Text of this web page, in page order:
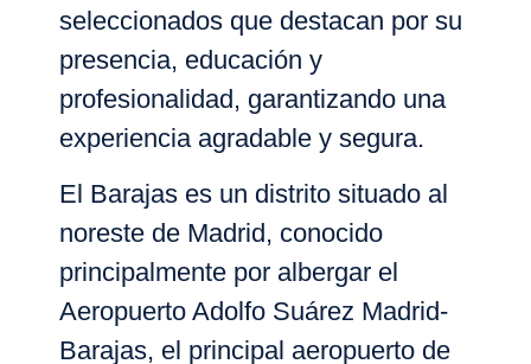
seleccionados que destacan por su
presencia, educación y
profesionalidad, garantizando una
experiencia agradable y segura.
El Barajas es un distrito situado al
noreste de Madrid , conocido
principalmente por albergar el
Aeropuerto Adolfo Suárez Madrid-
Barajas, el principal aeropuerto de